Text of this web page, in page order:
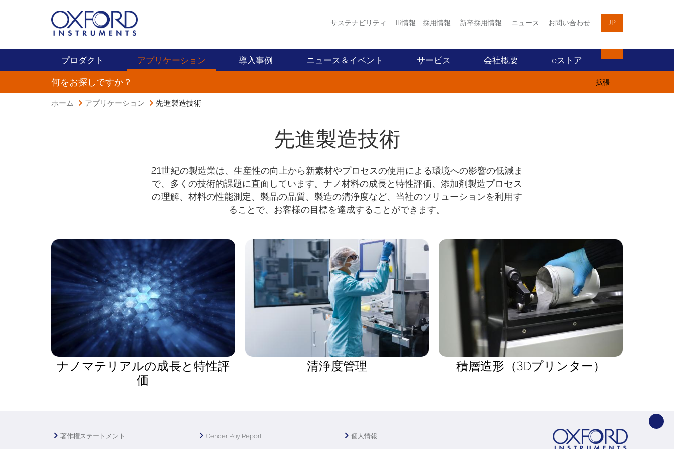
サステナビリティ IR情報 採用情報 新卒採用情報 ニュース お問い合わせ JP
プロダクト アプリケーション 導入事例 ニュース＆イベント サービス 会社概要 eストア
何をお探しですか？ 拡張
ホーム アプリケーション 先進製造技術
先進製造技術
21世紀の製造業は、生産性の向上から新素材やプロセスの使用による環境への影響の低減ま
で、多くの技術的課題に直面しています。ナノ材料の成長と特性評価、添加剤製造プロセス
の理解、材料の性能測定、製品の品質、製造の清浄度など、当社のソリューションを利用す
ることで、お客様の目標を達成することができます。
ナノマテリアルの成長と特性評
価
清浄度管理 積層造形（3Dプリンター）
著作権ステートメント Gender Pay Report 個人情報